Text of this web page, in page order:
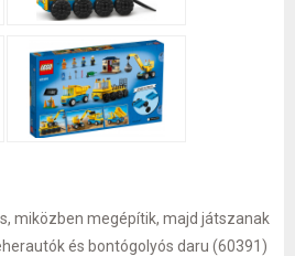
miközben megépítik, majd játszanak
és bontógolyós daru (60391)